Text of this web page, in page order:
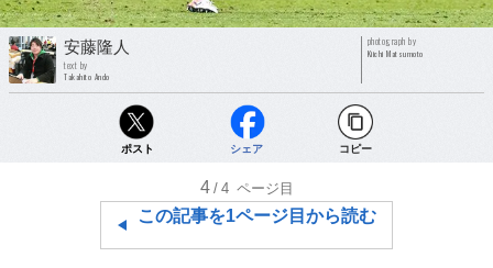
安藤隆人
text by
Takahito Ando
photograph by
Kiichi Matsumoto
ポスト シェア コピー
4 /4 ページ目
この記事を1ページ目から読む